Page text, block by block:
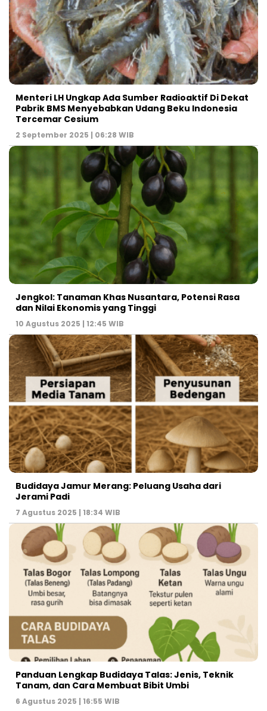
Menteri LH Ungkap Ada Sumber Radioaktif Di Dekat
Pabrik BMS Menyebabkan Udang Beku Indonesia
Tercemar Cesium
2 September 2025 | 06:28 WIB
Jengkol: Tanaman Khas Nusantara, Potensi Rasa
dan Nilai Ekonomis yang Tinggi
10 Agustus 2025 | 12:45 WIB
Budidaya Jamur Merang: Peluang Usaha dari
Jerami Padi
7 Agustus 2025 | 18:34 WIB
Panduan Lengkap Budidaya Talas: Jenis, Teknik
Tanam, dan Cara Membuat Bibit Umbi
6 Agustus 2025 | 16:55 WIB